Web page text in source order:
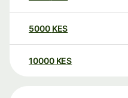
5000 KES
10000 KES